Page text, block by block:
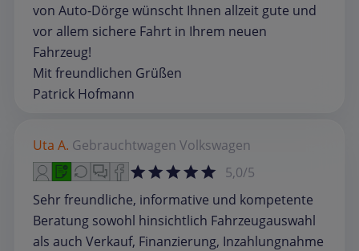
von Auto-Dörge wünscht Ihnen allzeit gute und
vor allem sichere Fahrt in Ihrem neuen
Fahrzeug!
Mit freundlichen Grüßen
Patrick Hofmann
Uta A. Gebrauchtwagen Volkswagen
5,0/5
Sehr freundliche, informative und kompetente
Beratung sowohl hinsichtlich Fahrzeugauswahl
als auch Verkauf, Finanzierung, Inzahlungnahme